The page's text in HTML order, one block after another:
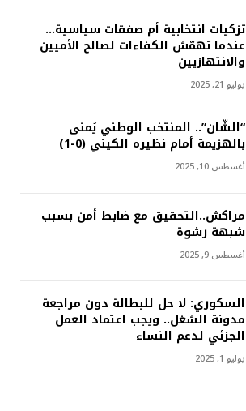
تزكيات انتخابية أم صفقات سياسية…
عندما تهمّش الكفاءات لصالح الأميين
والانتهازيين
يوليو 21, 2025
“الشّان”.. المنتخب الوطني يُمنى
بالهزيمة أمام نظيره الكيني (0-1)
أغسطس 10, 2025
مراكش..التحقيق مع ضابط أمن بسبب
شبهة رشوة
أغسطس 9, 2025
السكوري: لا حل للبطالة دون مراجعة
مدونة الشغل.. ويجب اعتماد العمل
الجزئي لدعم النساء
يوليو 1, 2025